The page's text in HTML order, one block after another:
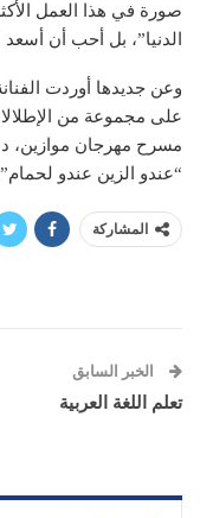
صورة في هذا العمل
الدنيا”، بل أحب أن
وعن جديدها أوردت
على مجموعة من
مسرح مهرجان موازين،
“عندو الزين عندو
المشاركة
الخبر السابق
تعلم اللغة العربية